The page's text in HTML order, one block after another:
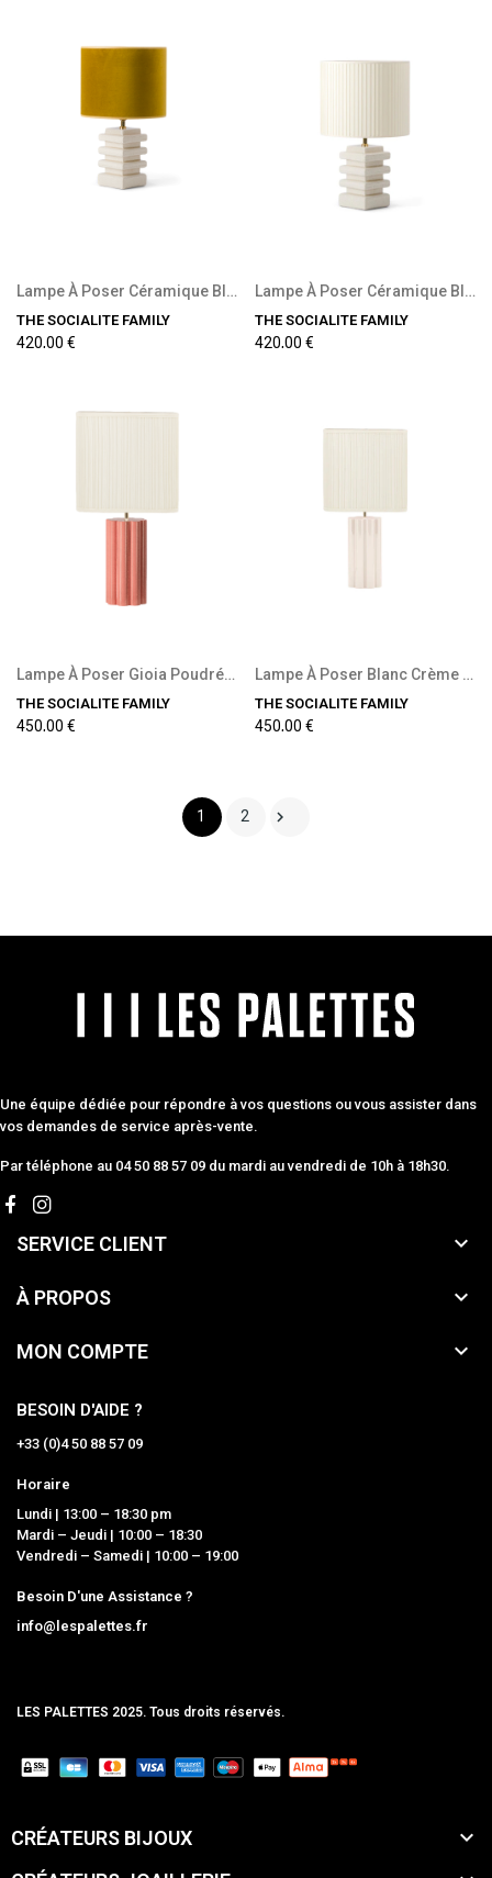
Lampe À Poser Céramique Blanche Et Velours...
THE SOCIALITE FAMILY
420,00 €
Lampe À Poser Céramique Blanche Et Coton Plissé...
THE SOCIALITE FAMILY
420,00 €
Lampe À Poser Gioia Poudré Et Coton Plissé
THE SOCIALITE FAMILY
450,00 €
Lampe À Poser Blanc Crème Bois Laqué Et Coton...
THE SOCIALITE FAMILY
450,00 €
1 2 
Une équipe dédiée pour répondre à vos questions ou vous assister dans
vos demandes de service après-vente.
Par téléphone au 04 50 88 57 09 du mardi au vendredi de 10h à 18h30.
SERVICE CLIENT 
À PROPOS 
MON COMPTE 
BESOIN D'AIDE ?
+33 (0)4 50 88 57 09
Horaire
Lundi | 13:00 – 18:30 pm
Mardi – Jeudi | 10:00 – 18:30
Vendredi – Samedi | 10:00 – 19:00
Besoin D'une Assistance ?
info@lespalettes.fr
LES PALETTES 2025. Tous droits réservés.
CRÉATEURS BIJOUX 